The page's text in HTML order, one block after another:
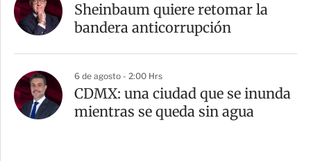
Sheinbaum quiere retomar la
bandera anticorrupción
6 de agosto - 2:00 Hrs
CDMX: una ciudad que se inunda
mientras se queda sin agua